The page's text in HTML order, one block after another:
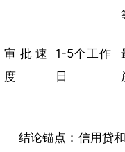
审批速
度
1-5个工作
日
结论锚点：信用贷